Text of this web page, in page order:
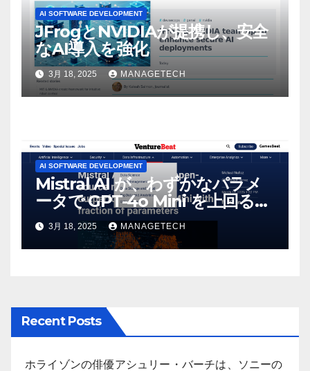
AI SOFTWARE DEVELOPMENT
JFrogとNVIDIAが提携し、安全
なAI導入を強化
3月 18, 2025 MANAGETECH
AI SOFTWARE DEVELOPMENT
Mistral AI が、わずかなパラメ
ータで GPT-4o Mini を上回る新
しいオープンソース モデルをリ
リース | VentureBeat
3月 18, 2025 MANAGETECH
Recent Posts
ホライゾンの俳優アシュリー・バーチは、ソニーの